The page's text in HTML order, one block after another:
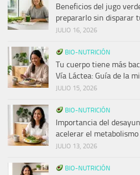
Beneficios del jugo
prepararlo sin disparar
JULIO 16, 2026
BIO-NUTRICIÓN
Tu cuerpo tiene más
Vía Láctea: Guía de la
JULIO 15, 2026
BIO-NUTRICIÓN
Importancia del
acelerar el
JULIO 13, 2026
BIO-NUTRICIÓN